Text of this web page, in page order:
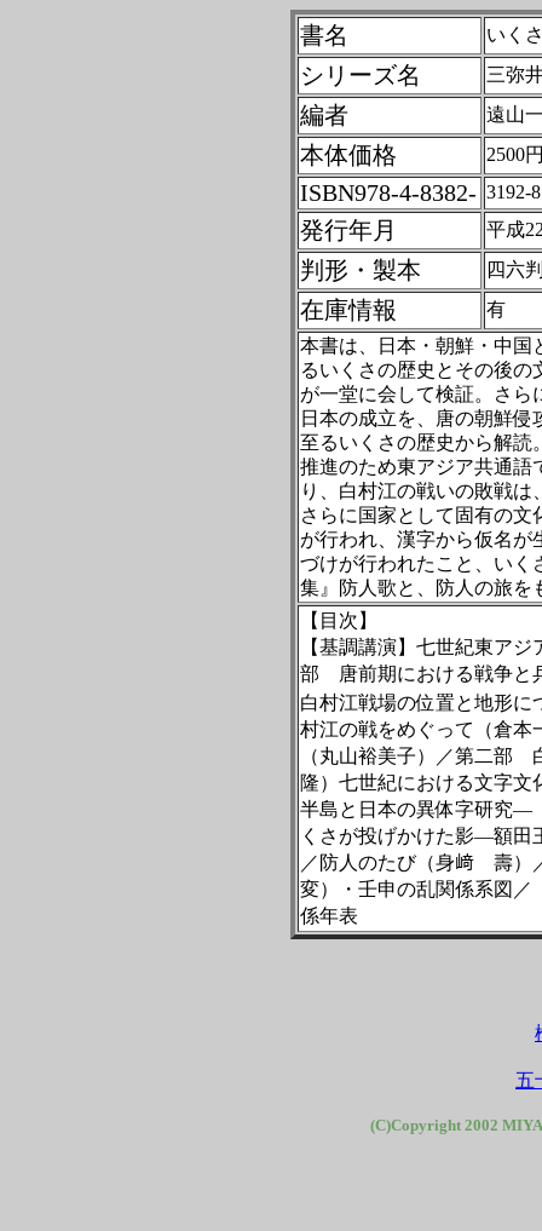
書名 いく
シリーズ名 三弥
編者 遠山
本体価格 2500
ISBN978-4-8382- 3192-8
発行年月 平成
判形・製本 四六
在庫情報 有
本書は、日本・朝鮮・中国
るいくさの歴史とその後
が一堂に会して検証。さら
日本の成立を、唐の朝鮮
至るいくさの歴史から解読
推進のため東アジア共通語
り、白村江の戦いの敗戦
さらに国家として固有の
が行われ、漢字から仮名が
づけが行われたこと、いく
集』防人歌と、防人の旅を
【目次】
【基調講演】七世紀東ア
部 唐前期における戦争
白村江戦場の位置と地形に
村江の戦をめぐって（倉本
（丸山裕美子）／第二部
隆）七世紀における文字
半島と日本の異体字研究
くさが投げかけた影―額
／防人のたび（身﨑 壽）
変）・壬申の乱関係系図／
係年表
五
(C)Copyright 2002